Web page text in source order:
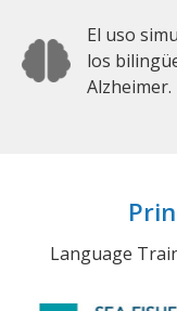
El uso
los
Alzheimer.
Language